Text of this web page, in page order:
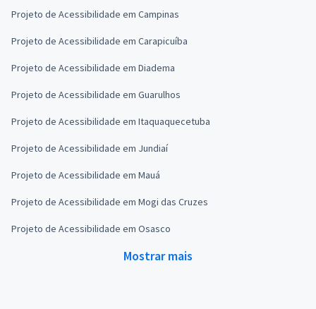
Projeto de Acessibilidade em Campinas
Projeto de Acessibilidade em Carapicuíba
Projeto de Acessibilidade em Diadema
Projeto de Acessibilidade em Guarulhos
Projeto de Acessibilidade em Itaquaquecetuba
Projeto de Acessibilidade em Jundiaí
Projeto de Acessibilidade em Mauá
Projeto de Acessibilidade em Mogi das Cruzes
Projeto de Acessibilidade em Osasco
Mostrar mais